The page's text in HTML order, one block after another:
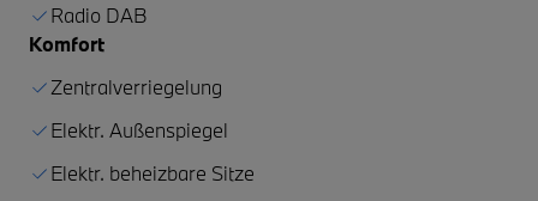
Radio DAB
Komfort
Zentralverriegelung
Elektr. Außenspiegel
Elektr. beheizbare Sitze